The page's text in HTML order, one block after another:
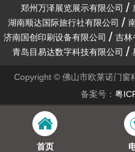
郑州万泽展览展示有限公司
湖南顺达国际旅行社有限公司
济南国创印刷设备有限公司
吉林
青岛目易达数字科技有限公司
Copyright © 佛山市欧莱诺门窗
备案号： 粤
首页